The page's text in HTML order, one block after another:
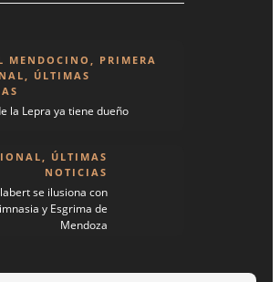
MENDOCINO , PRIMERA
, ÚLTIMAS
la Lepra ya tiene dueño
ÚLTIMAS
NOTICIAS
se ilusiona con
y Esgrima de
Mendoza